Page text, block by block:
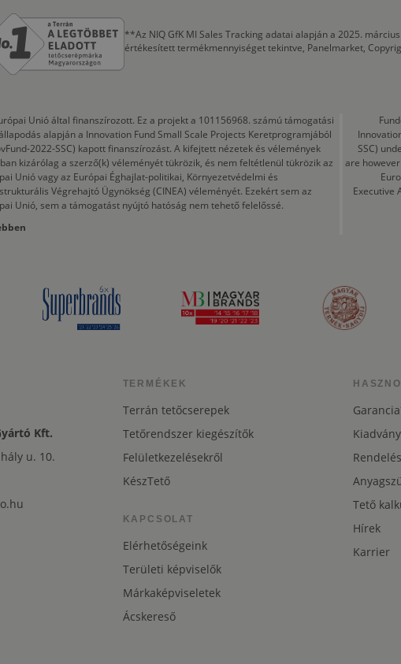
**Az NIQ GfK MI Sales Tracking adatai alapján a 2025.
értékesített termékmennyiséget tekintve, Panelmarket,
Unió által finanszírozott. Ez a projekt a 101156968. számú támogatási
alapján a Innovation Fund Small Scale Projects Keretprogramjából
2022-SSC) kapott finanszírozást. A kifejtett nézetek és vélemények
kizárólag a szerző(k) véleményét tükrözik, és nem feltétlenül tükrözik az
Unió vagy az Európai Éghajlat-politikai, Környezetvédelmi és
Végrehajtó Ügynökség (CINEA) véleményét. Ezekért sem az
Unió, sem a támogatást nyújtó hatóság nem tehető felelőssé.
SSC)
are
Executive
Kft.
u. 10.
TERMÉKEK
Terrán tetőcserepek
Tetőrendszer kiegészítők
Felületkezelésekről
KészTető
KAPCSOLAT
Elérhetőségeink
Területi képviselők
Márkaképviseletek
Ácskereső
Tető
Hírek
Karrier